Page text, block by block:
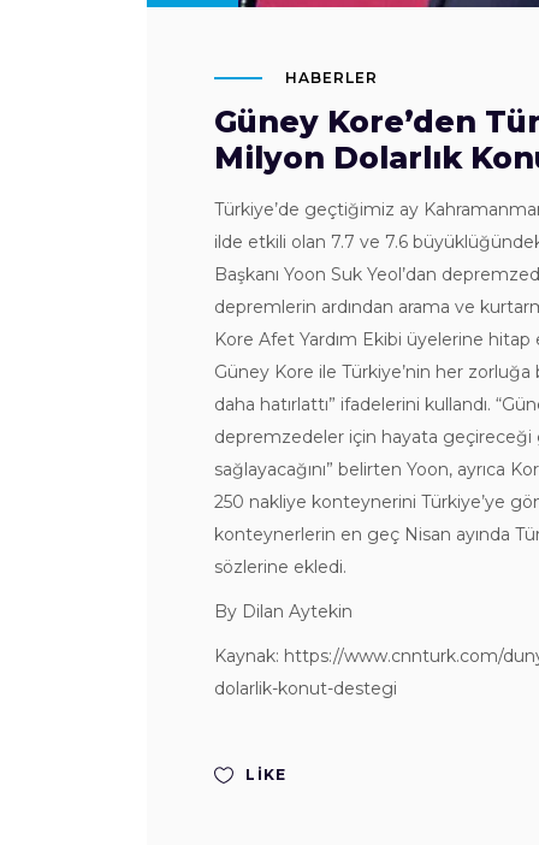
HABERLER
Güney Kore’den
Milyon Dolarlık
Türkiye’de geçtiğimiz ay
ilde etkili olan 7.7 ve 7.6
Başkanı Yoon Suk Yeol’dan
depremlerin ardından arama ve
Kore Afet Yardım Ekibi üyelerine hitap
Güney Kore ile Türkiye’nin her
daha hatırlattı” ifadelerini kullandı.
depremzedeler için hayata geçireceği
sağlayacağını” belirten Yoon, ayrıca
250 nakliye konteynerini Türkiye’ye
konteynerlerin en geç Nisan ayında
sözlerine ekledi.
By Dilan Aytekin
Kaynak: https://www.cnnturk.com/
dolarlik-konut-destegi
LIKE